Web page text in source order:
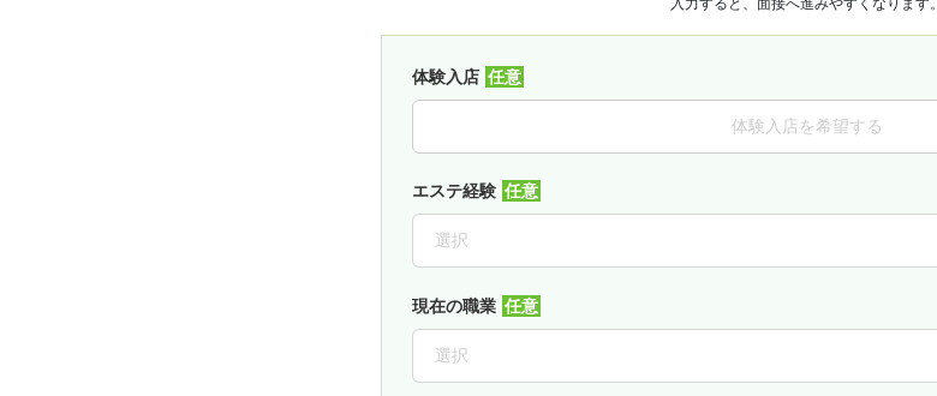
体験入店
体験入店を希望する
エステ経験
現在の職業